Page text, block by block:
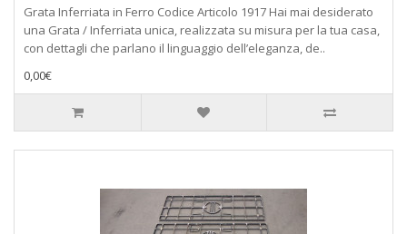
Grata Inferriata in Ferro Codice Articolo 1917 Hai mai desiderato
una Grata / Inferriata unica, realizzata su misura per la tua casa,
con dettagli che parlano il linguaggio dell’eleganza, de..
0,00€